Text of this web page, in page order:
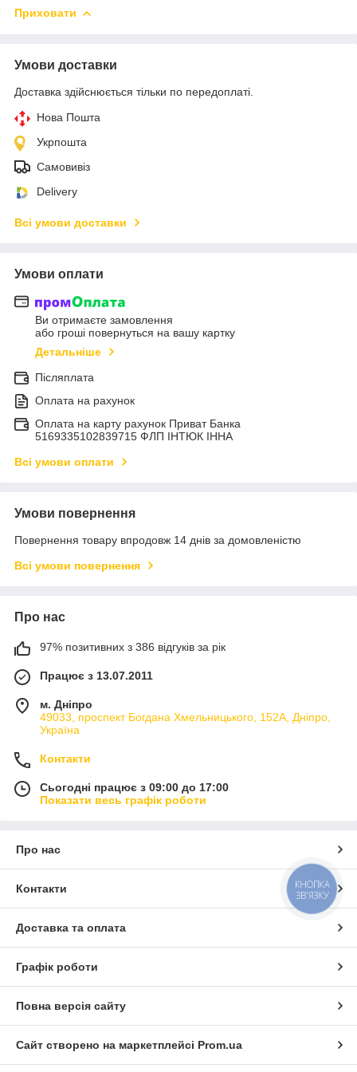
Приховати
Умови доставки
Доставка здійснюється тільки по передоплаті.
Нова Пошта
Укрпошта
Самовивіз
Delivery
Всі умови доставки
Умови оплати
Ви отримаєте замовлення
або гроші повернуться на вашу картку
Детальніше
Післяплата
Оплата на рахунок
Оплата на карту рахунок Приват Банка
5169335102839715 ФЛП ІНТЮК ІННА
Всі умови оплати
Умови повернення
Повернення товару впродовж 14 днів за домовленістю
Всі умови повернення
Про нас
97% позитивних з 386 відгуків за рік
Працює з 13.07.2011
м. Дніпро
49033, проспект Богдана Хмельницького, 152А, Дніпро,
Україна
Контакти
Сьогодні працює з 09:00 до 17:00
Показати весь графік роботи
Про нас
Контакти
Доставка та оплата
Графік роботи
Повна версія сайту
Сайт створено на маркетплейсі Prom.ua
КНОПКА
ЗВ'ЯЗКУ